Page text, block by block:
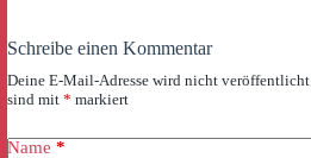
Schreibe einen Kommentar
Deine E-Mail-Adresse wird nicht veröffentlicht.
sind mit * markiert
Name *